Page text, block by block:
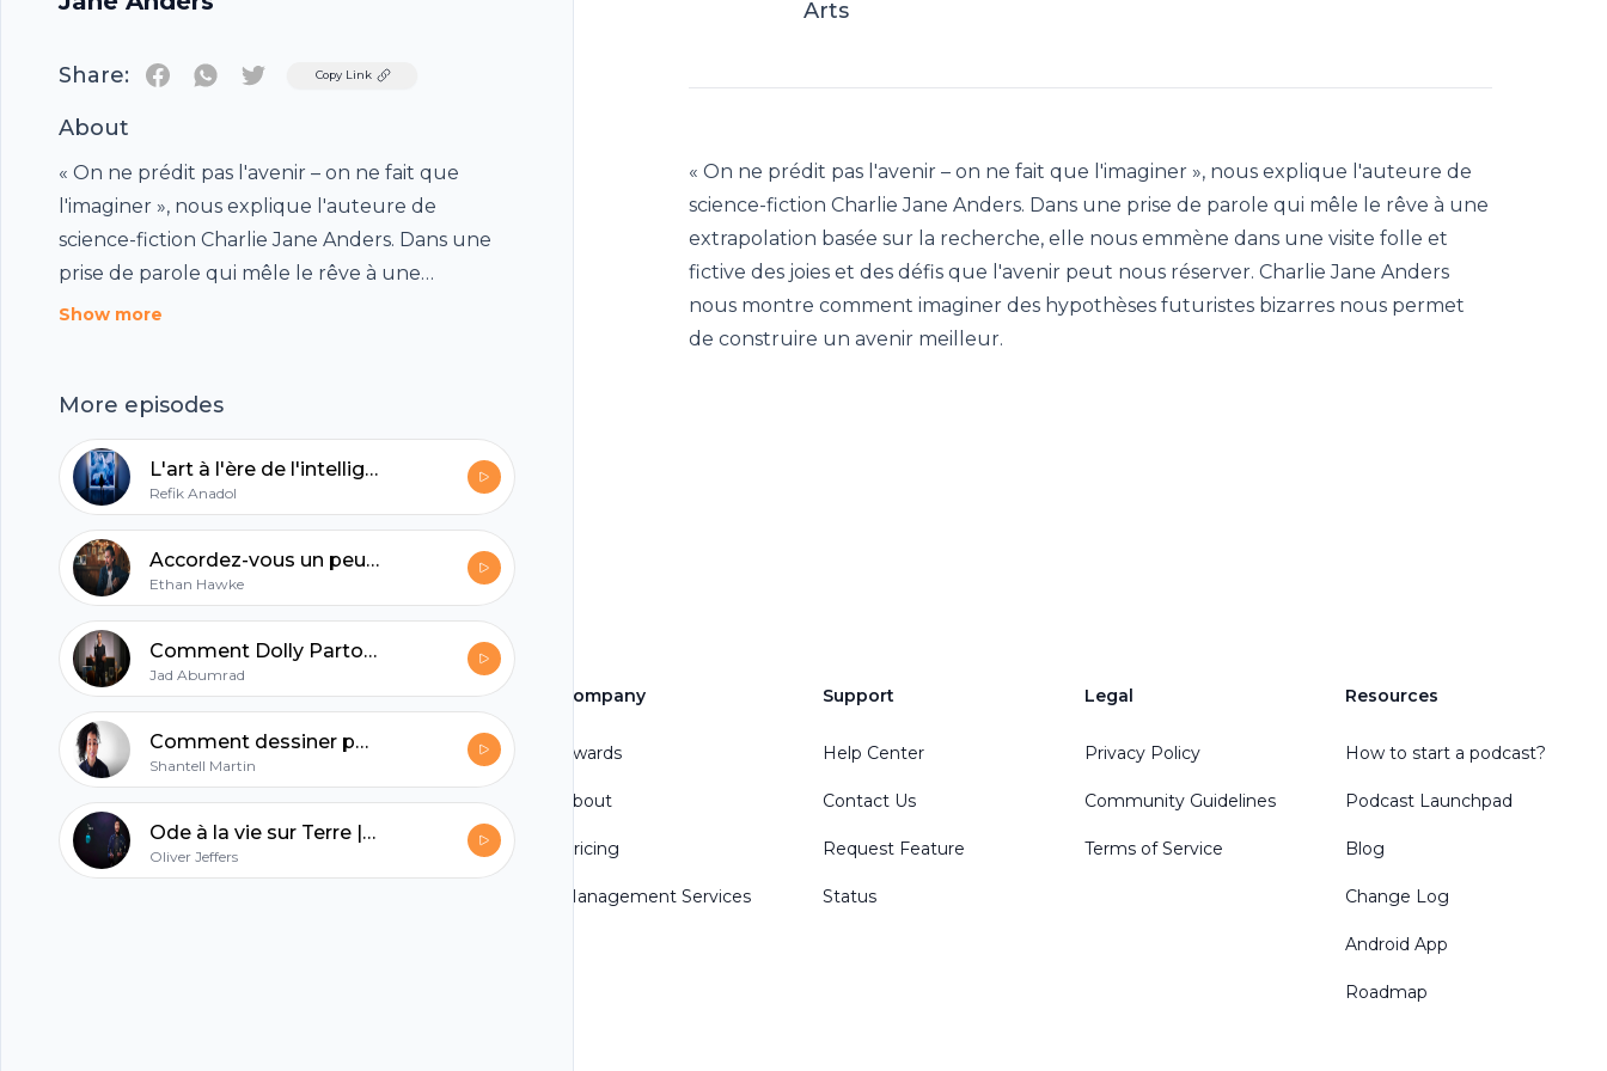
Share: TwitterCopy Link
About
« On ne prédit pas l'avenir – on ne fait que
l'imaginer », nous explique l'auteure de
science-fiction Charlie Jane Anders. Dans une
prise de parole qui mêle le rêve à une
extrapolation basée sur la recherche, elle nous
Charlie Jane Anders nous montre comment
imaginer des hypothèses futuristes bizarres
nous permet de construire un avenir meilleur.
Show more
More episodes
L'art à l'ère de l'intelligence artificielle | Refik Anadol
Refik Anadol
Accordez-vous un peu de créativité | Ethan Hawke
Ethan Hawke
Comment Dolly Parton a inspiré mon moment d'épiphanie | Jad Abumrad
Jad Abumrad
Comment dessiner peut vous libérer | Shantell Martin
Shantell Martin
Ode à la vie sur Terre | Oliver Jeffers
Oliver Jeffers
Arts
« On ne prédit pas l'avenir – on ne fait que l'imaginer », nous explique l'auteure de
science-fiction Charlie Jane Anders. Dans une prise de parole qui mêle le rêve à une
extrapolation basée sur la recherche, elle nous emmène dans une visite folle et
fictive des joies et des défis que l'avenir peut nous réserver. Charlie Jane Anders
nous montre comment imaginer des hypothèses futuristes bizarres nous permet
de construire un avenir meilleur.
hubhopper
All in one podcasting platform.
Start my podcast
Company
Awards
About
Pricing
Management Services
Support
Help Center
Contact Us
Request Feature
Status
Legal
Privacy Policy
Community Guidelines
Terms of Service
Resources
How to start a podcast?
Podcast Launchpad
Blog
Change Log
Android App
Roadmap